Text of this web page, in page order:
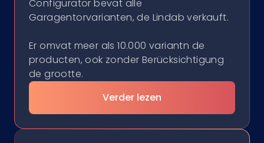
Configurator bevat alle
Garagentorvarianten, de Lindab verkauft.
Er omvat meer als 10.000 variantn de
producten, ook zonder Berücksichtigung
de grootte.
Verder lezen